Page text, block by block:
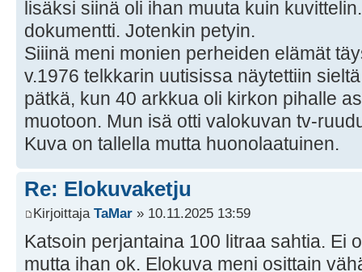
lisäksi siinä oli ihan muuta kuin
dokumentti. Jotenkin petyin.
Siiinä meni monien perheiden elämät
v.1976 telkkarin uutisissa näytettiin
pätkä, kun 40 arkkua oli kirkon pihalle
muotoon. Mun isä otti valokuvan tv-
Kuva on tallella mutta huonolaatuinen.
Re: Elokuvaketju
Kirjoittaja TaMar » 10.11.2025 13:59
Katsoin perjantaina 100 litraa sahtia. Ei
mutta ihan ok. Elokuva meni osittain